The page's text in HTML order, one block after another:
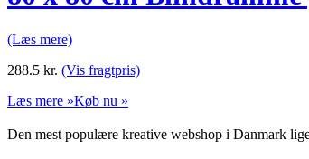
(Læs mere)
288.5 kr. (Vis fragtpris)
Læs mere »Køb nu »
Den mest populære kreative webshop i Danmark